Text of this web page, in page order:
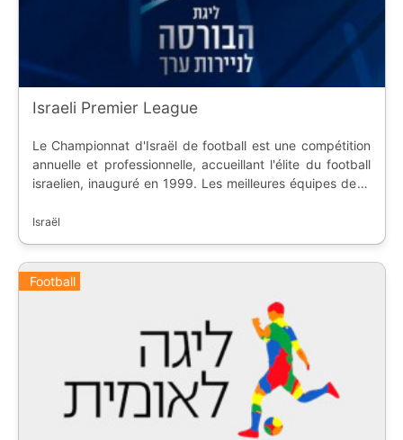
Israeli Premier League
Le Championnat d'Israël de football est une compétition
annuelle et professionnelle, accueillant l'élite du football
israelien, inauguré en 1999. Les meilleures équipes de la
européennes, alors que les dernières descendent en
Maccabi Haifa avec 7 titres de champions.
Israël
Football